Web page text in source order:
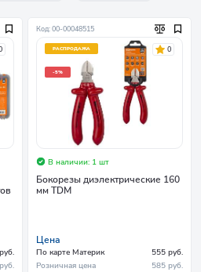
Код: 00-00048515
РАСПРОДАЖА
-5%
0
В наличии: 1 шт
Бокорезы диэлектрические 160
мм TDM
Цена
По карте Материк
555 руб.
Розничная цена
585 руб.